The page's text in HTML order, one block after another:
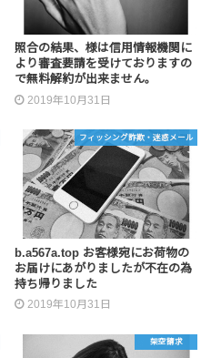
照合の結果、様は信用情報機関に
より審査要請を受けておりますの
で無料解約が出来ません。
2019年10月31日
フィッシング詐欺・迷惑メール
b.a567a.top お客様宛にお荷物の
お届けにあがりましたが不在の為
持ち帰りました
2019年10月31日
架空請求